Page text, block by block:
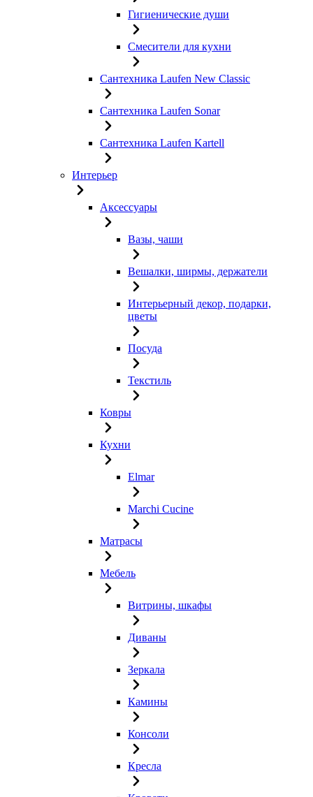
Гигиенические души
Смесители для кухни
Сантехника Laufen New Classic
Сантехника Laufen Sonar
Сантехника Laufen Kartell
Интерьер
Аксессуары
Вазы, чаши
Вешалки, ширмы, держатели
Интерьерный декор, подарки,
цветы
Посуда
Текстиль
Ковры
Кухни
Elmar
Marchi Cucine
Матрасы
Мебель
Витрины, шкафы
Диваны
Зеркала
Камины
Консоли
Кресла